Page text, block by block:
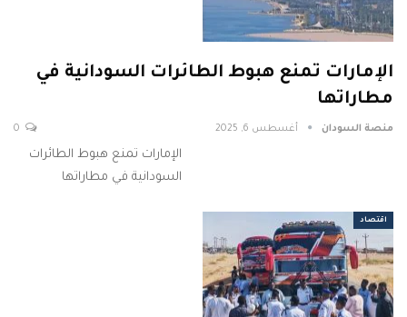
الإمارات تمنع هبوط الطائرات السودانية في
مطاراتها
منصة السودان أغسطس 6, 2025
الإمارات تمنع هبوط الطائرات
السودانية في مطاراتها
اقتصاد